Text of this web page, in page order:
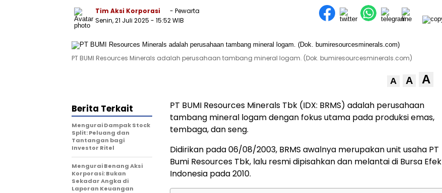
Tim Aksi Korporasi
- Pewarta
Senin, 21 Juli 2025 - 15:52 WIB
PT BUMI Resources Minerals adalah perusahaan tambang mineral logam. (Dok. bumiresourcesminerals.com)
A A A
PT BUMI Resources Minerals Tbk (IDX: BRMS) adalah perusahaan
tambang mineral logam dengan fokus utama pada produksi emas,
tembaga, dan seng.
Didirikan pada 06/08/2003, BRMS awalnya merupakan unit usaha PT
Bumi Resources Tbk, lalu resmi dipisahkan dan melantai di Bursa Efek
Indonesia pada 2010.
Berita Terkait
Mengurai Dampak Stock
Split: Peluang dan
Tantangan bagi
Investor Ritel
Mengurai Benang Aksi
Korporasi: Bukan
Sekadar Angka di
Laporan Keuangan